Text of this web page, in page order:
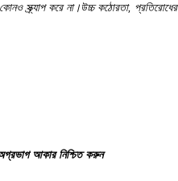
স্ক্র্যাপ করে না।উচ্চ কঠোরতা, প্রতিরোধের
আকার নিশ্চিত করুন